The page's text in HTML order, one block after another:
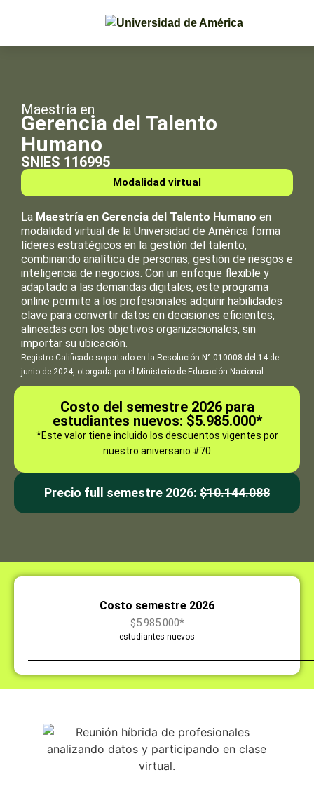
Maestría en
Gerencia del Talento
Humano
SNIES 116995
Modalidad virtual
La Maestría en Gerencia del Talento Humano en
modalidad virtual de la Universidad de América forma
líderes estratégicos en la gestión del talento,
combinando analítica de personas, gestión de riesgos e
inteligencia de negocios. Con un enfoque flexible y
adaptado a las demandas digitales, este programa
online permite a los profesionales adquirir habilidades
clave para convertir datos en decisiones eficientes,
alineadas con los objetivos organizacionales, sin
importar su ubicación.
Registro Calificado soportado en la Resolución N° 010008 del 14 de
junio de 2024, otorgada por el Ministerio de Educación Nacional.
Costo del semestre 2026 para
estudiantes nuevos: $5.985.000*
*Este valor tiene incluido los descuentos vigentes por
nuestro aniversario #70
Precio full semestre 2026: $10.144.088
Costo semestre 2026
$5.985.000*
estudiantes nuevos